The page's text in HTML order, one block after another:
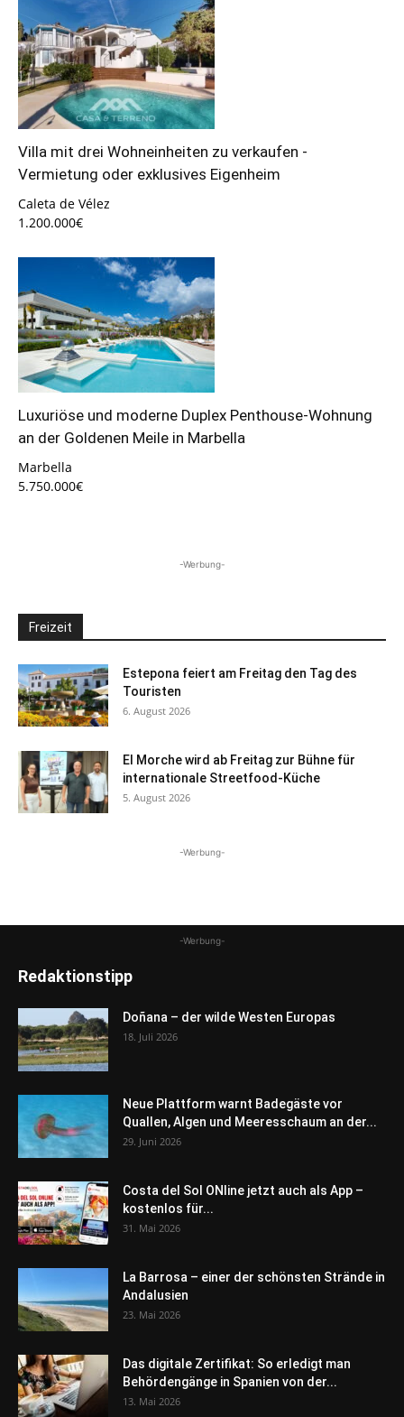
Villa mit drei Wohneinheiten zu verkaufen -
Vermietung oder exklusives Eigenheim
Caleta de Vélez
1.200.000€
Luxuriöse und moderne Duplex Penthouse-Wohnung
an der Goldenen Meile in Marbella
Marbella
5.750.000€
-Werbung-
Freizeit
Estepona feiert am Freitag den Tag des
Touristen
6. August 2026
El Morche wird ab Freitag zur Bühne für
internationale Streetfood-Küche
5. August 2026
-Werbung-
-Werbung-
Redaktionstipp
Doñana – der wilde Westen Europas
18. Juli 2026
Neue Plattform warnt Badegäste vor
Quallen, Algen und Meeresschaum an der...
29. Juni 2026
Costa del Sol ONline jetzt auch als App –
kostenlos für...
31. Mai 2026
La Barrosa – einer der schönsten Strände in
Andalusien
23. Mai 2026
Das digitale Zertifikat: So erledigt man
Behördengänge in Spanien von der...
13. Mai 2026